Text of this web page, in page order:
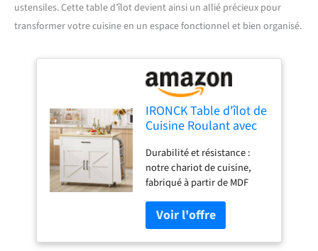
ustensiles. Cette table d’îlot devient ainsi un allié précieux pour
transformer votre cuisine en un espace fonctionnel et bien organisé.
IRONCK Table d'îlot de
Cuisine Roulant avec
Chariot de Cuisine
Mobile avec roulettes,
Armoire de
Rangement, tiroir,
Porte-Serviettes à
épices, Blanc
Durabilité et résistance :
notre chariot de cuisine,
fabriqué à partir de MDF
robuste, est conçu pour
durer. Sa construction
solide garantit un luminaire
de cuisine fiable qui résiste